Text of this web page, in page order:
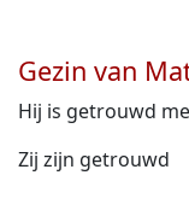
Gezin van
Hij is getrouwd
Zij zijn getrouwd